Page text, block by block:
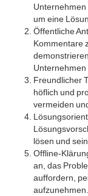
Unternehmen
um eine
Öffentliche
Kommentare
Unternehmen
Freundlicher
höflich und
vermeiden
lösen und
Offline-
an, das
auffordern,
aufzunehmen.